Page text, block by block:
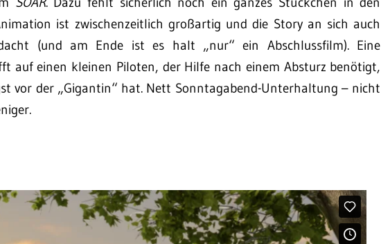
ist zwischenzeitlich großartig und die Story an sich auch
(und am Ende ist es halt „nur“ ein Abschlussfilm). Eine
auf einen kleinen Piloten, der Hilfe nach einem Absturz benötigt,
vor der „Gigantin“ hat. Nett Sonntagabend-Unterhaltung – nicht